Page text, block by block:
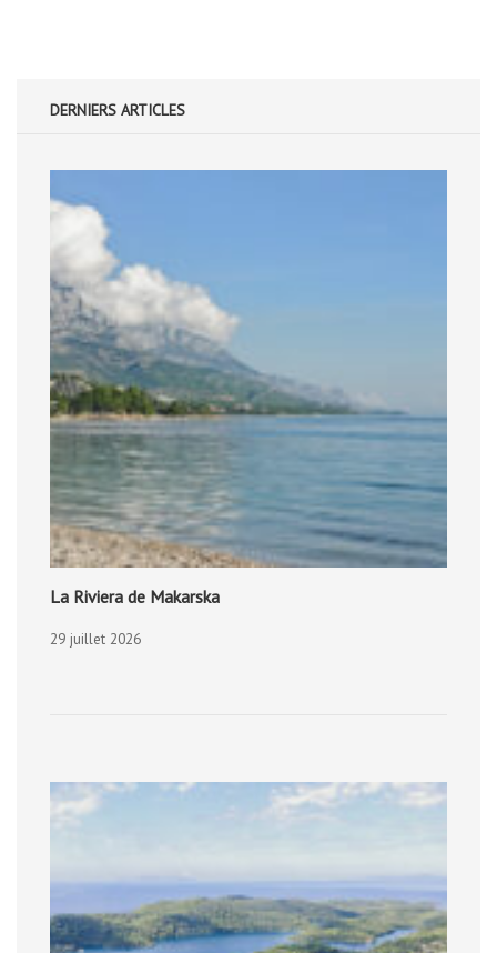
DERNIERS ARTICLES
La Riviera de Makarska
29 juillet 2026